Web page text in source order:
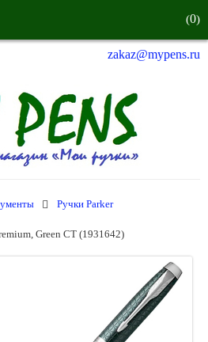
(0)
zakaz@mypens.ru
Ручки Parker
Green CT (1931642)